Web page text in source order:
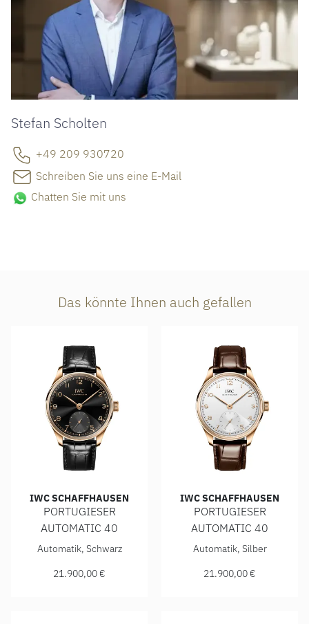
Stefan Scholten
+49 209 930720
Schreiben Sie uns eine E-Mail
Chatten Sie mit uns
Das könnte Ihnen auch gefallen
IWC SCHAFFHAUSEN
PORTUGIESER
AUTOMATIC 40
IWC Schaffhausen PORTUGIESER AUTOMATIC 40, Ref:
Automatik, Schwarz
21.900,00 €
IWC SCHAFFHAUSEN
PORTUGIESER
AUTOMATIC 40
IWC Schaffhausen
Automatik, Silber
21.900,00 €